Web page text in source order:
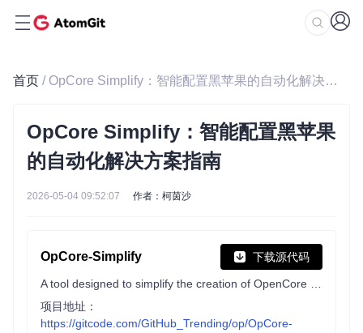
首页 / OpCore Simplify：智能配置黑苹果的自动化解决方案指南
OpCore Simplify：智能配置黑苹果
的自动化解决方案指南
2026-05-04 09:52:07 作者：柯茵沙
OpCore-Simplify 下载源代码
项目地址：
https://gitcode.com/GitHub_Trending/op/OpCore-